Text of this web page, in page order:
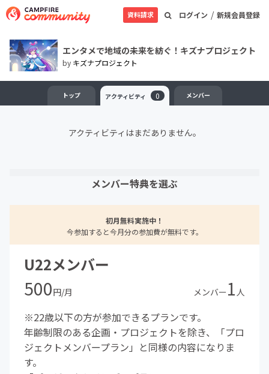
ログイン / 新規会員登録
資料請求
エンタメで地域の未来を紡ぐ！キズナプロジェクト
by キズナプロジェクト
トップ アクティビティ 0 メンバー
アクティビティはまだありません。
メンバー特典を選ぶ
初月無料実施中！
今参加すると今月分の参加費が無料です。
U22メンバー
500円/月 メンバー1 人
※22歳以下の方が参加できるプランです。
年齢制限のある企画・プロジェクトを除き、「プロ
ジェクトメンバープラン」と同様の内容になりま
す。